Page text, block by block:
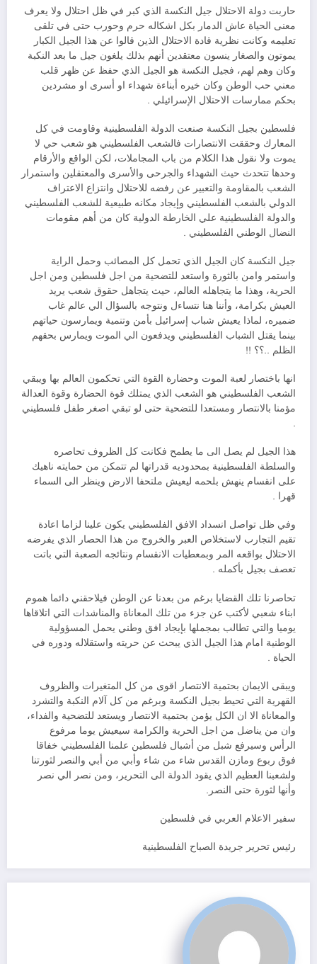
حاربت دولة الاحتلال جيل النكسة الذي كبر في ظل احتلال ولا يعرف
معنى الحياة عاش الدمار بكل اشكاله حرم وحورب حتى في تلقى
تعليمه وكانت نظرية قادة الاحتلال الذين قالوا عن هذا الجيل الكبار
يموتون والصغار ينسون معتقدين أنهم بذلك يلغون جيل ما بعد النكبة
وكان وهم لهم، فجيل النكسة هو الجيل الذي حفظ عن ظهر قلب
معني حب الوطن وكان خيره أبناءة شهداء او أسرى او مشردين
بحكم ممارسات الاحتلال الإسرائيلي .
فلسطين بجيل النكسة صنعت الدولة الفلسطينية وقاومت في كل
المعارك وحققت الانتصارات فالشعب الفلسطيني هو شعب حي لا
يموت ولا نقول هذا الكلام من باب المجاملات، لكن الواقع والأرقام
وحدها تتحدث حيث الشهداء والجرحى والأسرى والمعتقلين واستمرار
الشعب بالمقاومة والتعبير عن رفضه للاحتلال وانتزاع الاعتراف
الدولي بالشعب الفلسطيني وإيجاد مكانه طبيعية للشعب الفلسطيني
والدولة الفلسطينية علي الخارطة الدولية كان من أهم مقومات
النضال الوطني الفلسطيني .
جيل النكسة كان الجيل الذي تحمل كل المصائب وحمل الراية
واستمر وامن بالثورة واستعد للتضحية من اجل فلسطين ومن اجل
الحرية، وهذا ما يتجاهله العالم، حيث يتجاهل حقوق شعب يريد
العيش بكرامة، وأننا هنا نتساءل ونتوجه بالسؤال الي عالم غاب
ضميره، لماذا يعيش شباب إسرائيل بأمن وتنمية ويمارسون حياتهم
بينما يقتل الشباب الفلسطيني ويدفعون الي الموت ويمارس بحقهم
الظلم ..؟؟ !!
انها باختصار لعبة الموت وحضارة القوة التي تحكمون العالم بها ويبقي
الشعب الفلسطيني هو الشعب الذي يمتلك قوة الحضارة وقوة العدالة
مؤمنا بالانتصار ومستعدا للتضحية حتى لو تبقي اصغر طفل فلسطيني
.
هذا الجيل لم يصل الى ما يطمح فكانت كل الظروف تحاصره
والسلطة الفلسطينية بمحدوديه قدراتها لم تتمكن من حمايته ناهيك
على انقسام ينهش بلحمه ليعيش ملتحفا الارض وينظر الى السماء
قهرا .
وفي ظل تواصل انسداد الافق الفلسطيني يكون علينا لزاما اعادة
تقيم التجارب لاستخلاص العبر والخروج من هذا الحصار الذي يفرضه
الاحتلال بواقعه المر وبمعطيات الانقسام ونتائجه الصعبة التي باتت
تعصف بجيل بأكمله .
تحاصرنا تلك القضايا برغم من بعدنا عن الوطن فيلاحقني دائما هموم
ابناء شعبي لأكتب عن جزء من تلك المعاناة والمناشدات التي اتلاقاها
يوميا والتي تطالب بمجملها بإيجاد افق وطني يحمل المسؤولية
الوطنية امام هذا الجيل الذي يبحث عن حريته واستقلاله ودوره في
الحياة .
ويبقى الايمان بحتمية الانتصار اقوى من كل المتغيرات والظروف
القهرية التي تحيط بجيل النكسة وبرغم من كل آلام النكبة والتشرد
والمعاناة الا ان الكل يؤمن بحتمية الانتصار ويستعد للتضحية والفداء،
وان من يناضل من اجل الحرية والكرامة سيعيش يوما مرفوع
الرأس وسيرفع شبل من أشبال فلسطين علمنا الفلسطيني خفاقا
فوق ربوع ومازن القدس شاء من شاء وأبي من أبي والنصر لثورتنا
ولشعبنا العظيم الذي يقود الدولة الى التحرير، ومن نصر الي نصر
وأنها لثورة حتى النصر.
سفير الاعلام العربي في فلسطين
رئيس تحرير جريدة الصباح الفلسطينية